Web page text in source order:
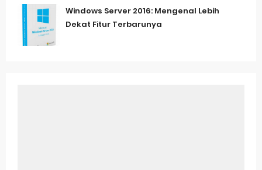
Windows Server 2016: Mengenal Lebih
Dekat Fitur Terbarunya